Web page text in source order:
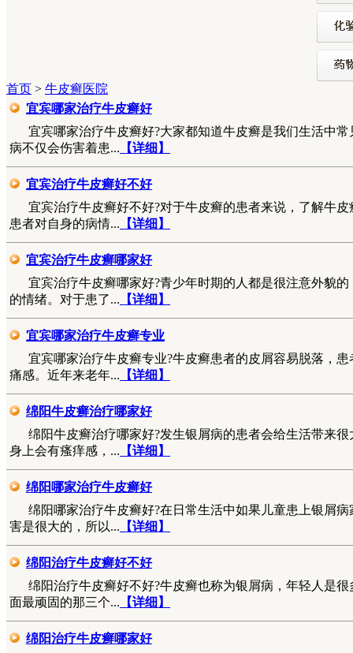
首页 > 牛皮癣医院
宜宾哪家治疗牛皮癣好
宜宾哪家治疗牛皮癣好?大家都知道牛皮癣是我们生活中
病不仅会伤害着患... 【详细】
宜宾治疗牛皮癣好不好
宜宾治疗牛皮癣好不好?对于牛皮癣的患者来说，了解牛
患者对自身的病情... 【详细】
宜宾治疗牛皮癣哪家好
宜宾治疗牛皮癣哪家好?青少年时期的人都是很注意外貌
的情绪。对于患了... 【详细】
宜宾哪家治疗牛皮癣专业
宜宾哪家治疗牛皮癣专业?牛皮癣患者的皮屑容易脱落，
痛感。近年来老年... 【详细】
绵阳牛皮癣治疗哪家好
绵阳牛皮癣治疗哪家好?发生银屑病的患者会给生活带来
身上会有瘙痒感，... 【详细】
绵阳哪家治疗牛皮癣好
绵阳哪家治疗牛皮癣好?在日常生活中如果儿童患上银屑
害是很大的，所以... 【详细】
绵阳治疗牛皮癣好不好
绵阳治疗牛皮癣好不好?牛皮癣也称为银屑病，年轻人是
面最顽固的那三个... 【详细】
绵阳治疗牛皮癣哪家好